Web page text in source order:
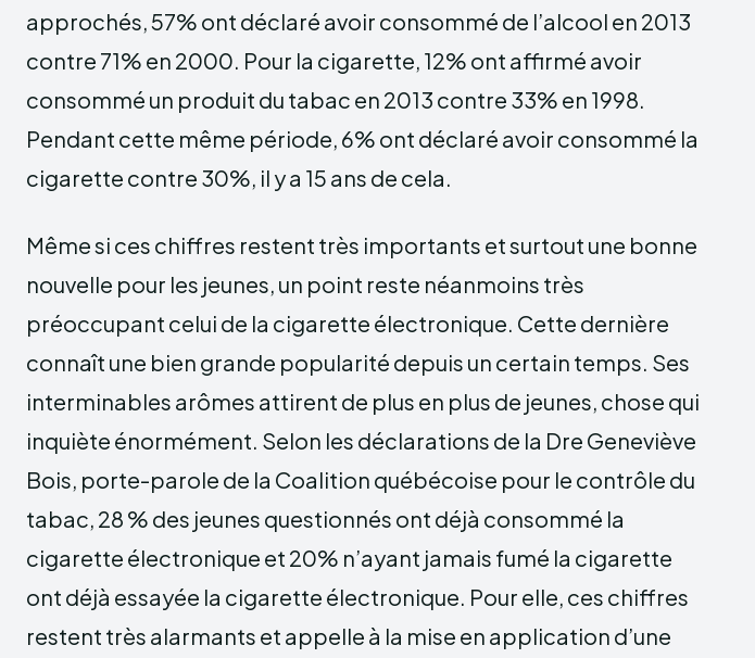
approchés, 57% ont déclaré avoir consommé de l’alcool en 2013
contre 71% en 2000. Pour la cigarette, 12% ont affirmé avoir
consommé un produit du tabac en 2013 contre 33% en 1998.
Pendant cette même période, 6% ont déclaré avoir consommé la
cigarette contre 30%, il y a 15 ans de cela.
Même si ces chiffres restent très importants et surtout une bonne
nouvelle pour les jeunes, un point reste néanmoins très
préoccupant celui de la cigarette électronique. Cette dernière
connaît une bien grande popularité depuis un certain temps. Ses
interminables arômes attirent de plus en plus de jeunes, chose qui
inquiète énormément. Selon les déclarations de la Dre Geneviève
Bois, porte-parole de la Coalition québécoise pour le contrôle du
tabac, 28 % des jeunes questionnés ont déjà consommé la
cigarette électronique et 20% n’ayant jamais fumé la cigarette
ont déjà essayée la cigarette électronique. Pour elle, ces chiffres
restent très alarmants et appelle à la mise en application d’une